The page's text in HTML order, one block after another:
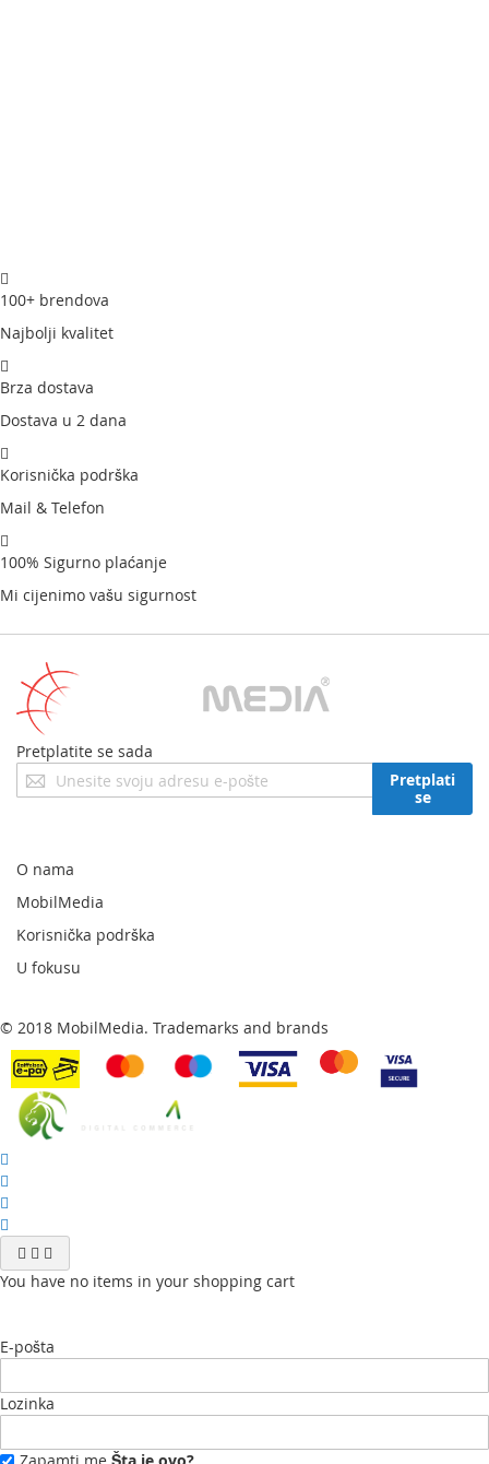
100+ brendova
Najbolji kvalitet
Brza dostava
Dostava u 2 dana
Korisnička podrška
Mail & Telefon
100% Sigurno plaćanje
Mi cijenimo vašu sigurnost
Pretplatite se sada
Prijavite
se
newsletter:
Pretplati
se
O nama
MobilMedia
Korisnička podrška
U fokusu
© 2018 MobilMedia. Trademarks and brands
You have no items in your shopping cart
E-pošta
Lozinka